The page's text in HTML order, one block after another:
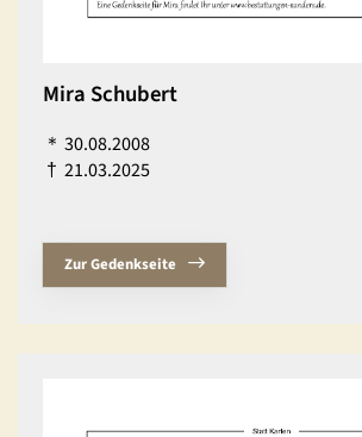
Mira Schubert
＊ 30.08.2008
† 21.03.2025
Zur Gedenkseite